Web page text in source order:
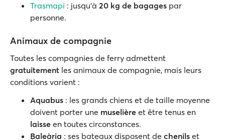
Trasmapi : jusqu'à 20 kg de bagages par
personne.
Animaux de compagnie
Toutes les compagnies de ferry admettent
gratuitement les animaux de compagnie, mais leurs
conditions varient :
Aquabus : les grands chiens et de taille moyenne
doivent porter une muselière et être tenus en
laisse en toutes circonstances.
Baleària : ses bateaux disposent de chenils et